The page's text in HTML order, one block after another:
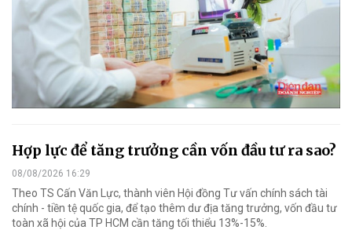
Hợp lực để tăng trưởng cần vốn đầu tư ra sao?
08/08/2026 16:29
Theo TS Cấn Văn Lực, thành viên Hội đồng Tư vấn chính sách tài
chính - tiền tệ quốc gia, để tạo thêm dư địa tăng trưởng, vốn đầu tư
toàn xã hội của TP HCM cần tăng tối thiểu 13%-15%.